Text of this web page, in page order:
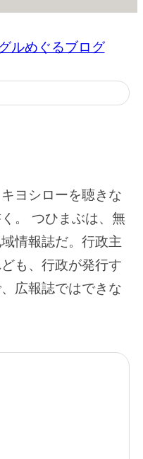
ヨシローを聴きな
。 つひまぶは、無
情報誌だ。行政主
も、行政が発行す
広報誌ではできな